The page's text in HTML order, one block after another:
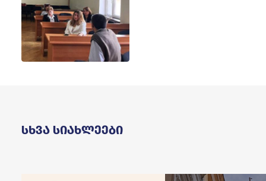
Სხვა Სიახლეები